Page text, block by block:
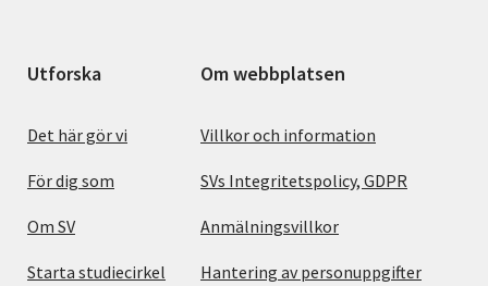
Utforska
Det här gör vi
För dig som
Om SV
Starta studiecirkel
Om webbplatsen
Villkor och information
SVs Integritetspolicy, GDPR
Anmälningsvillkor
Hantering av personuppgifter